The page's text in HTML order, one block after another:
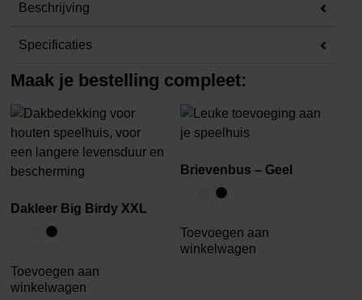
Beschrijving
Specificaties
Maak je bestelling compleet:
Dakleer Big Birdy XXL
Toevoegen aan
winkelwagen
Brievenbus – Geel
Toevoegen aan
winkelwagen